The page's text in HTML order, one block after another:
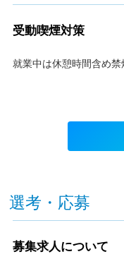
受動喫煙対策
就業中は休憩時間含め禁
選考・応募
募集求人について